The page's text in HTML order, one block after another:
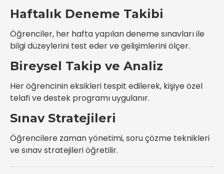
Haftalık Deneme Takibi
Öğrenciler, her hafta yapılan deneme sınavları ile
bilgi düzeylerini test eder ve gelişimlerini ölçer.
Bireysel Takip ve Analiz
Her öğrencinin eksikleri tespit edilerek, kişiye özel
telafi ve destek programı uygulanır.
Sınav Stratejileri
Öğrencilere zaman yönetimi, soru çözme teknikleri
ve sınav stratejileri öğretilir.